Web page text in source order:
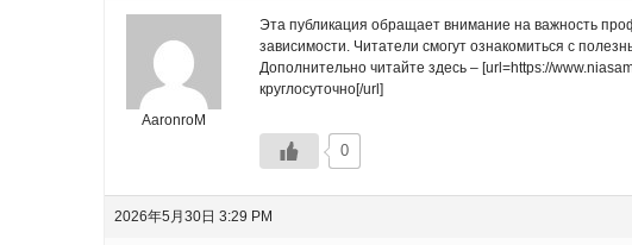
AaronroM
Эта публикация обращает внимание на важность
зависимости. Читатели смогут ознакомиться с
Дополнительно читайте здесь – [url=https://
круглосуточно[/url]
0
2026年5月30日 3:29 PM